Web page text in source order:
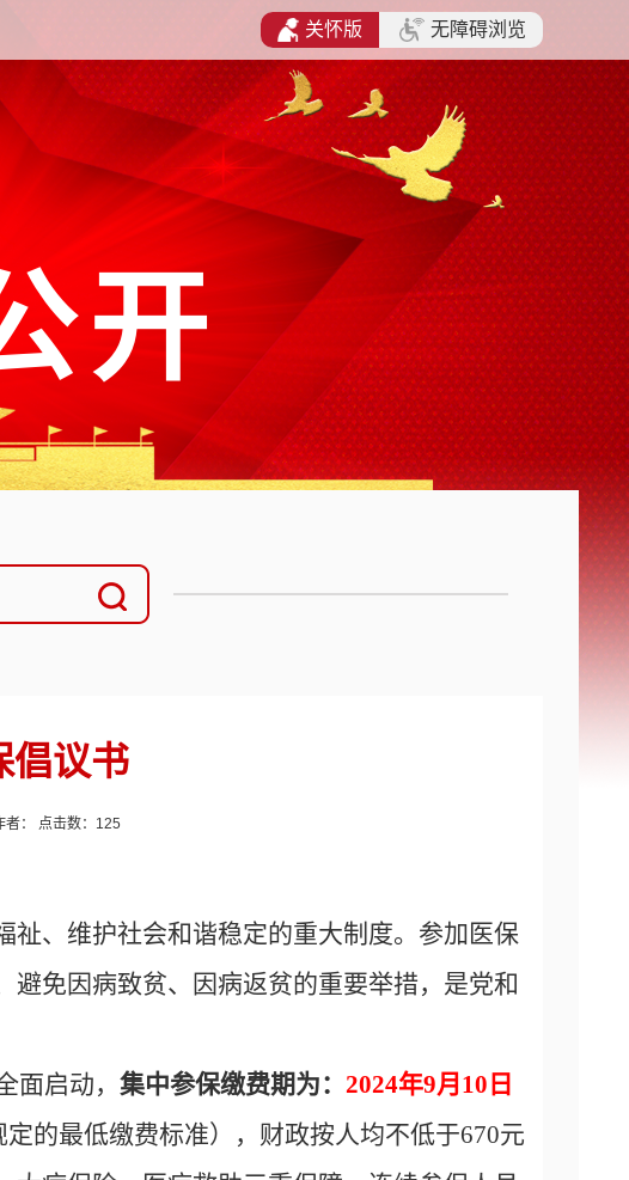
开
倡议书
： 点击数： 125
、维护社会和谐稳定的重大制度。参加医保
免因病致贫、因病返贫的重要举措，是党和
面启动， 集中参保缴费期为： 2024年9月10日
定的最低缴费标准），财政按人均不低于670元
关怀版 无障碍浏览